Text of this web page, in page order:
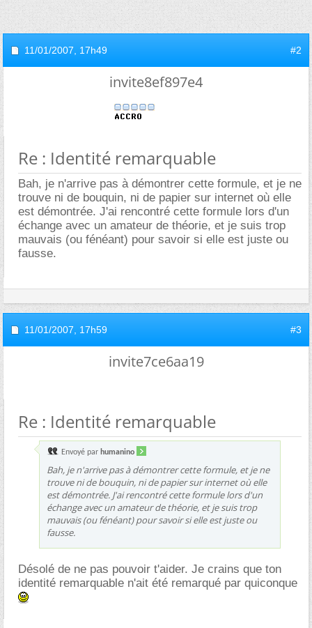
11/01/2007, 17h49 #2
invite8ef897e4
Re : Identité remarquable
Bah, je n'arrive pas à démontrer cette formule, et je ne
trouve ni de bouquin, ni de papier sur internet où elle
est démontrée. J'ai rencontré cette formule lors d'un
échange avec un amateur de théorie, et je suis trop
mauvais (ou fénéant) pour savoir si elle est juste ou
fausse.
11/01/2007, 17h59 #3
invite7ce6aa19
Re : Identité remarquable
Envoyé par humanino
Bah, je n'arrive pas à démontrer cette formule, et je ne
trouve ni de bouquin, ni de papier sur internet où elle
est démontrée. J'ai rencontré cette formule lors d'un
échange avec un amateur de théorie, et je suis trop
mauvais (ou fénéant) pour savoir si elle est juste ou
fausse.
Désolé de ne pas pouvoir t'aider. Je crains que ton
identité remarquable n'ait été remarqué par quiconque